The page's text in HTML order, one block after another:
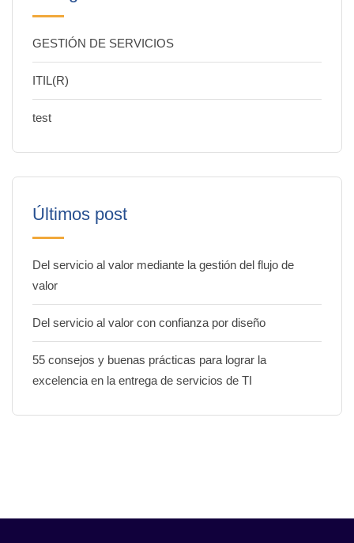
GESTIÓN DE SERVICIOS
ITIL(R)
test
Últimos post
Del servicio al valor mediante la gestión del flujo de
valor
Del servicio al valor con confianza por diseño
55 consejos y buenas prácticas para lograr la
excelencia en la entrega de servicios de TI